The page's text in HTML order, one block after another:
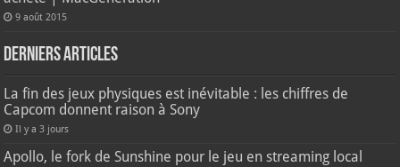
9 août 2015
Derniers articles
La fin des jeux physiques est inévitable : les chiffres de
Capcom donnent raison à Sony
Il y a 3 jours
Apollo, le fork de Sunshine pour le jeu en streaming local